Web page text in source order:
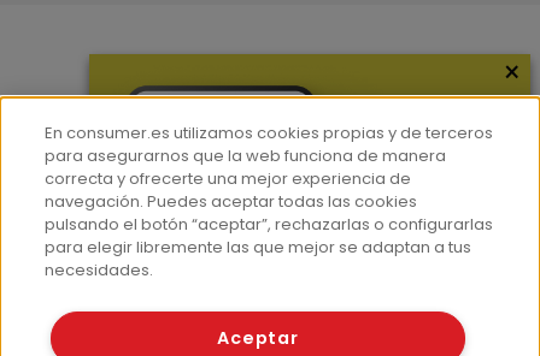
Hemeroteca
Contacto
Prensa
Corpus Lingüístico Consumer
© Fundación EROSKI
×
En consumer.es utilizamos cookies propias y de terceros
para asegurarnos que la web funciona de manera
correcta y ofrecerte una mejor experiencia de
navegación. Puedes aceptar todas las cookies
pulsando el botón “aceptar”, rechazarlas o configurarlas
para elegir libremente las que mejor se adaptan a tus
necesidades.
Aceptar